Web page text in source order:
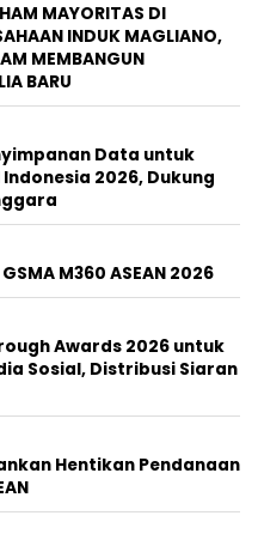
MAYORITAS DI
INDUK MAGLIANO,
MEMBANGUN
BARU
Data untuk
2026, Dukung
M360 ASEAN 2026
Awards 2026 untuk
Sosial, Distribusi Siaran
Hentikan Pendanaan